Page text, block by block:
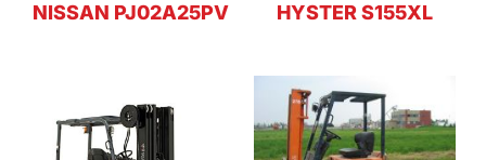
NISSAN PJ02A25PV HYSTER S155XL